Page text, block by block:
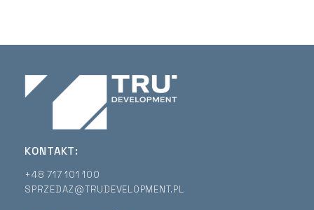
KONTAKT:
+48 717 101 100
SPRZEDAZ@TRUDEVELOPMENT.PL